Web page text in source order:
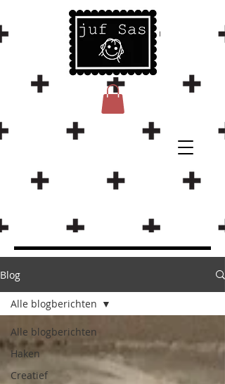
Blog
Alle blogberichten
Haken
Creatief
Alle blogberichten